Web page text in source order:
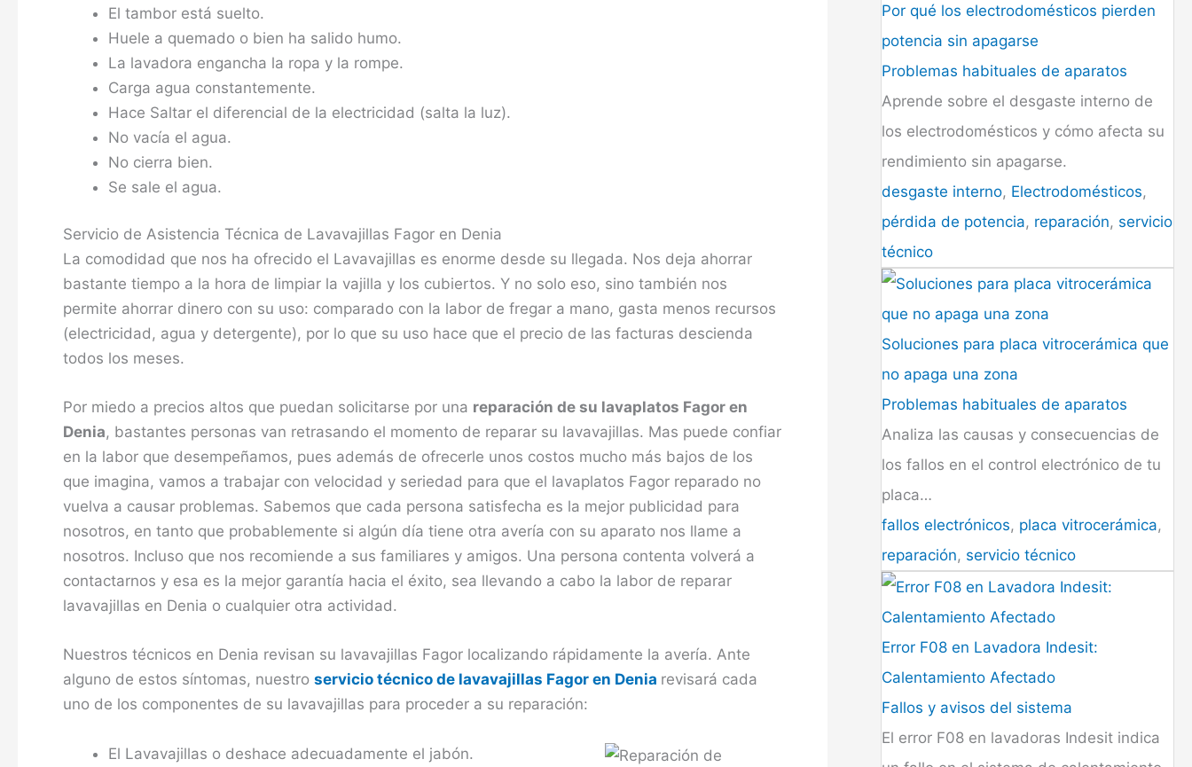
El tambor está suelto.
Huele a quemado o bien ha salido humo.
La lavadora engancha la ropa y la rompe.
Carga agua constantemente.
Hace Saltar el diferencial de la electricidad (salta la luz).
No vacía el agua.
No cierra bien.
Se sale el agua.
Servicio de Asistencia Técnica de Lavavajillas Fagor en Denia
La comodidad que nos ha ofrecido el Lavavajillas es enorme desde su llegada. Nos deja ahorrar
bastante tiempo a la hora de limpiar la vajilla y los cubiertos. Y no solo eso, sino también nos
permite ahorrar dinero con su uso: comparado con la labor de fregar a mano, gasta menos recursos
(electricidad, agua y detergente), por lo que su uso hace que el precio de las facturas descienda
todos los meses.
Por miedo a precios altos que puedan solicitarse por una reparación de su lavaplatos Fagor en
Denia, bastantes personas van retrasando el momento de reparar su lavavajillas. Mas puede confiar
en la labor que desempeñamos, pues además de ofrecerle unos costos mucho más bajos de los
que imagina, vamos a trabajar con velocidad y seriedad para que el lavaplatos Fagor reparado no
vuelva a causar problemas. Sabemos que cada persona satisfecha es la mejor publicidad para
nosotros, en tanto que probablemente si algún día tiene otra avería con su aparato nos llame a
nosotros. Incluso que nos recomiende a sus familiares y amigos. Una persona contenta volverá a
contactarnos y esa es la mejor garantía hacia el éxito, sea llevando a cabo la labor de reparar
lavavajillas en Denia o cualquier otra actividad.
Nuestros técnicos en Denia revisan su lavavajillas Fagor localizando rápidamente la avería. Ante
alguno de estos síntomas, nuestro servicio técnico de lavavajillas Fagor en Denia revisará cada
uno de los componentes de su lavavajillas para proceder a su reparación:
El Lavavajillas o deshace adecuadamente el jabón.
Por qué los electrodomésticos pierden
potencia sin apagarse
Problemas habituales de aparatos
Aprende sobre el desgaste interno de
los electrodomésticos y cómo afecta su
rendimiento sin apagarse.
desgaste interno, Electrodomésticos,
pérdida de potencia, reparación, servicio
técnico
Soluciones para placa vitrocerámica que
no apaga una zona
Problemas habituales de aparatos
Analiza las causas y consecuencias de
los fallos en el control electrónico de tu
placa…
fallos electrónicos, placa vitrocerámica,
reparación, servicio técnico
Error F08 en Lavadora Indesit:
Calentamiento Afectado
Fallos y avisos del sistema
El error F08 en lavadoras Indesit indica